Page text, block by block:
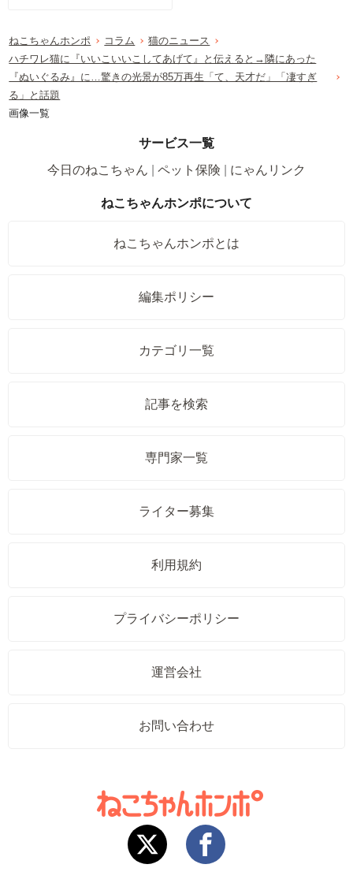
ねこちゃんホンポ コラム
猫のニュース
ハチワレ猫に『いいこいいこしてあげて』と伝えると→隣にあった
『ぬいぐるみ』に…驚きの光景が85万再生「て、天才だ」「凄すぎ
る」と話題
画像一覧
サービス一覧
今日のねこちゃん
ペット保険 にゃんリンク
ねこちゃんホンポについて
ねこちゃんホンポとは
編集ポリシー
カテゴリ一覧
記事を検索
専門家一覧
ライター募集
利用規約
プライバシーポリシー
運営会社
お問い合わせ